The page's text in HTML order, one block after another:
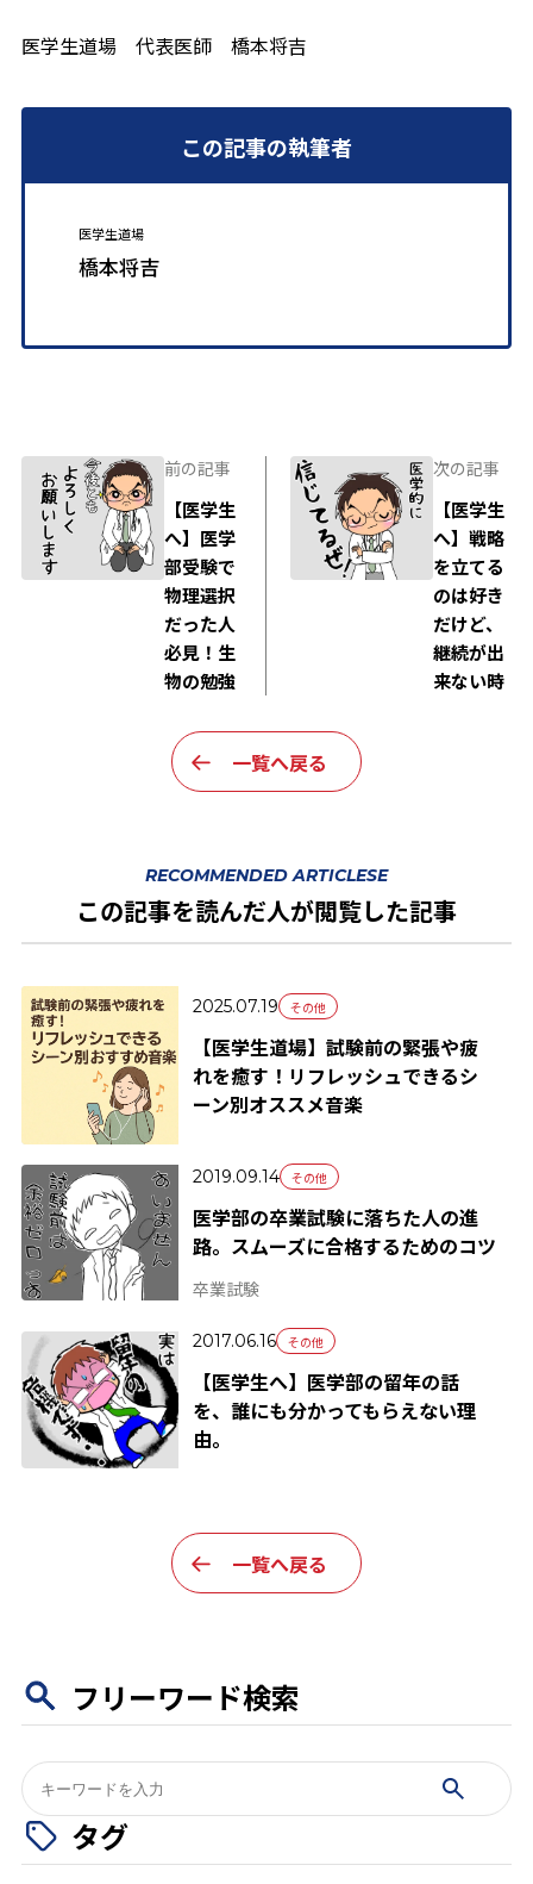
医学生道場 代表医師 橋本将吉
この記事の執筆者
医学生道場
橋本将吉
前の記事
【医学生
へ】医学
部受験で
物理選択
だった人
必見！生
物の勉強
次の記事
【医学生
へ】戦略
を立てる
のは好き
だけど、
継続が出
来ない時
一覧へ戻る
RECOMMENDED ARTICLESE
この記事を読んだ人が閲覧した記事
2025.07.19 その他
【医学生道場】試験前の緊張や疲
れを癒す！リフレッシュできるシ
ーン別オススメ音楽
2019.09.14 その他
医学部の卒業試験に落ちた人の進
路。スムーズに合格するためのコツ
卒業試験
2017.06.16 その他
【医学生へ】医学部の留年の話
を、誰にも分かってもらえない理
由。
一覧へ戻る
フリーワード検索
検
索:
タグ